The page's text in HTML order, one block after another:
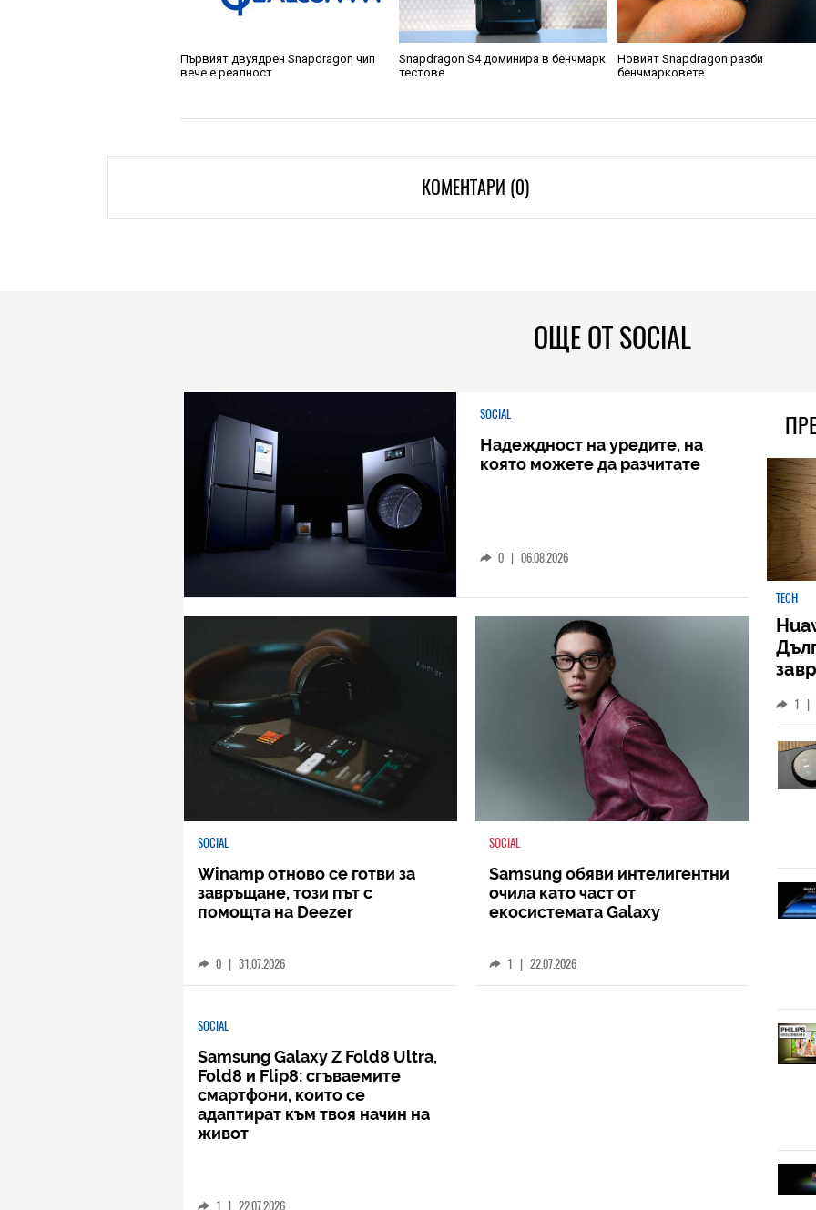
Първият двуядрен Snapdragon чип
вече е реалност
Snapdragon S4 доминира в бенчмарк
тестове
Новият Snapdragon разби
бенчмарковете
КОМЕНТАРИ (0)
ОЩЕ ОТ SOCIAL
SOCIAL
Надеждност на уредите, на
която можете да разчитате
0 | 06.08.2026
SOCIAL
Winamp отново се готви за
завръщане, този път с
помощта на Deezer
0 | 31.07.2026
SOCIAL
Samsung обяви интелигентни
очила като част от
екосистемата Galaxy
1 | 22.07.2026
SOCIAL
Samsung Galaxy Z Fold8 Ultra,
Fold8 и Flip8: сгъваемите
смартфони, които се
адаптират към твоя начин на
живот
1 | 22.07.2026
TECH
1 |